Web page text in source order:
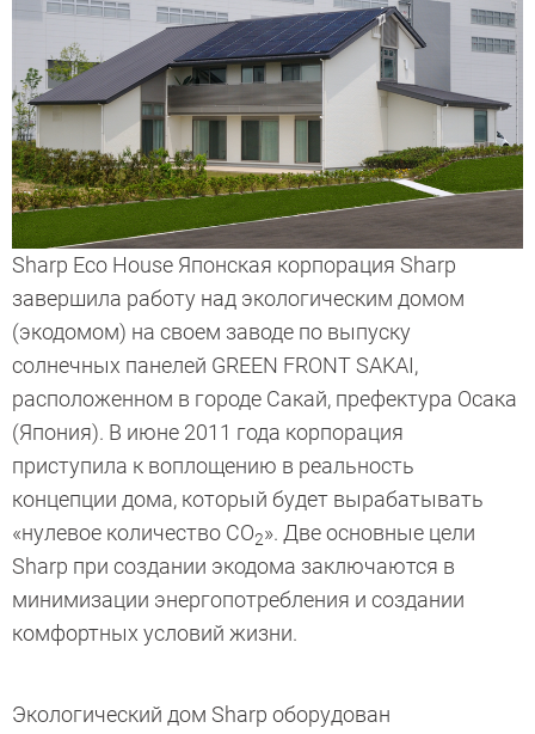
Sharp Eco House Японская корпорация Sharp
завершила работу над экологическим домом
(экодомом) на своем заводе по выпуску
солнечных панелей GREEN FRONT SAKAI,
расположенном в городе Сакай, префектура Осака
(Япония). В июне 2011 года корпорация
приступила к воплощению в реальность
концепции дома, который будет вырабатывать
«нулевое количество CO2». Две основные цели
Sharp при создании экодома заключаются в
минимизации энергопотребления и создании
комфортных условий жизни.
Экологический дом Sharp оборудован